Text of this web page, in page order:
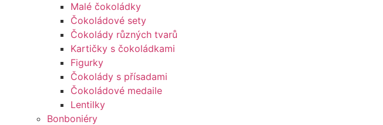
Malé čokoládky
Čokoládové sety
Čokolády různých tvarů
Kartičky s čokoládkami
Figurky
Čokolády s přísadami
Čokoládové medaile
Lentilky
Bonboniéry